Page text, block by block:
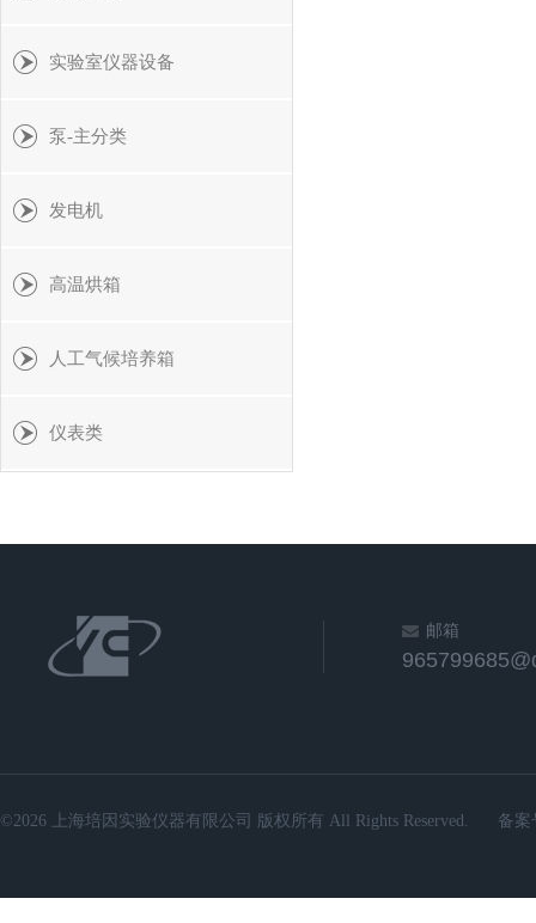
实验室仪器设备
泵-主分类
发电机
高温烘箱
人工气候培养箱
仪表类
邮箱
©2026 上海培因实验仪器有限公司 版权所有 All Rights Reserved. 备案